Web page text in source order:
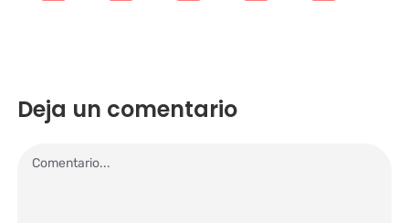
Deja un comentario